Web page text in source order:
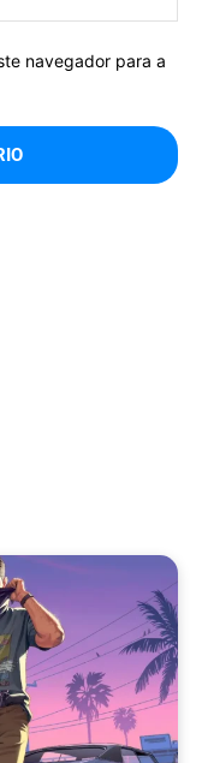
navegador para a